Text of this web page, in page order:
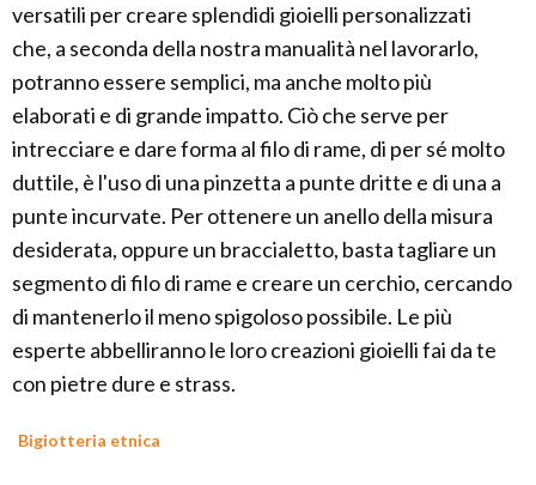
versatili per creare splendidi gioielli personalizzati
che, a seconda della nostra manualità nel lavorarlo,
potranno essere semplici, ma anche molto più
elaborati e di grande impatto. Ciò che serve per
intrecciare e dare forma al filo di rame, di per sé molto
duttile, è l'uso di una pinzetta a punte dritte e di una a
punte incurvate. Per ottenere un anello della misura
desiderata, oppure un braccialetto, basta tagliare un
segmento di filo di rame e creare un cerchio, cercando
di mantenerlo il meno spigoloso possibile. Le più
esperte abbelliranno le loro creazioni gioielli fai da te
con pietre dure e strass.
Bigiotteria etnica